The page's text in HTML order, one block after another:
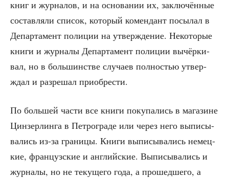
книг и жур­на­лов, и на осно­ва­нии их, заклю­чён­ные
состав­ля­ли спи­сок, кото­рый комен­дант посы­лал в
Депар­та­мент поли­ции на утвер­жде­ние. Неко­то­рые
кни­ги и жур­на­лы Депар­та­мент поли­ции вычёр­ки­
вал, но в боль­шин­стве слу­ча­ев пол­но­стью утвер­
ждал и раз­ре­шал приобрести.
По боль­шей части все кни­ги поку­па­лись в мага­зине
Цин­зер­лин­га в Пет­ро­гра­де или через него выпи­сы­
ва­лись из-за гра­ни­цы. Кни­ги выпи­сы­ва­лись немец­
кие, фран­цуз­ские и англий­ские. Выпи­сы­ва­лись и
жур­на­лы, но не теку­ще­го года, а про­шед­ше­го, а